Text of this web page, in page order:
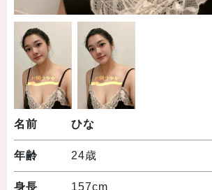
名前 ひな
年齢 24歳
身長 157cm